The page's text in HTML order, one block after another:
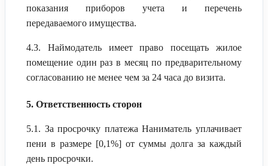
показания приборов учета и перечень
передаваемого имущества.
4.3. Наймодатель имеет право посещать жилое
помещение один раз в месяц по предварительному
согласованию не менее чем за 24 часа до визита.
5. Ответственность сторон
5.1. За просрочку платежа Наниматель уплачивает
пени в размере [0,1%] от суммы долга за каждый
день просрочки.